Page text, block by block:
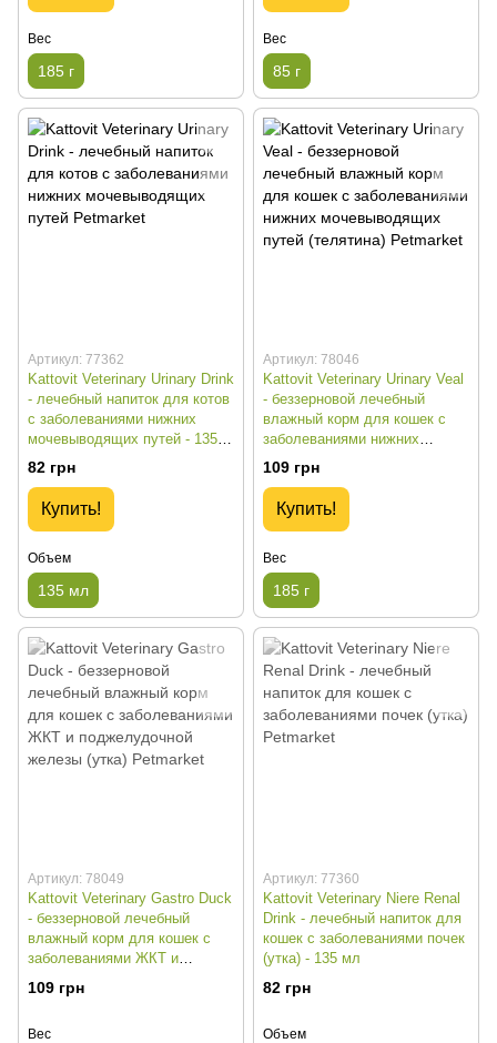
Вес
185 г
Вес
85 г
Артикул: 77362
Kattovit Veterinary Urinary Drink
- лечебный напиток для котов
с заболеваниями нижних
мочевыводящих путей - 135
мл
82 грн
Купить!
Объем
135 мл
Артикул: 78046
Kattovit Veterinary Urinary Veal
- беззерновой лечебный
влажный корм для кошек с
заболеваниями нижних
мочевыводящих путей
(телятина) - 185 г
109 грн
Купить!
Вес
185 г
Артикул: 78049
Kattovit Veterinary Gastro Duck
- беззерновой лечебный
влажный корм для кошек с
заболеваниями ЖКТ и
поджелудочной железы (утка)
- 185 г
109 грн
Вес
Артикул: 77360
Kattovit Veterinary Niere Renal
Drink - лечебный напиток для
кошек с заболеваниями почек
(утка) - 135 мл
82 грн
Объем